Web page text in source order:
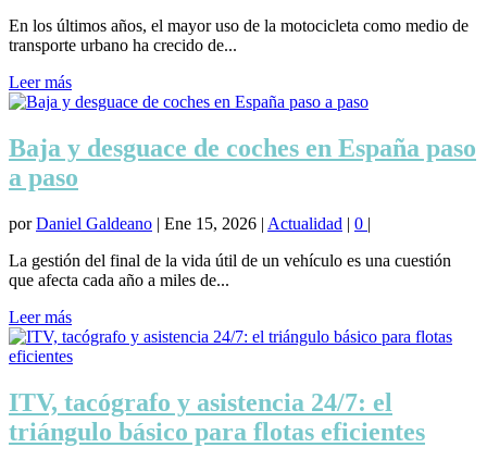
En los últimos años, el mayor uso de la motocicleta como medio de
transporte urbano ha crecido de...
Leer más
Baja y desguace de coches en España paso
a paso
porDaniel Galdeano | Ene 15, 2026 | Actualidad | 0 |
La gestión del final de la vida útil de un vehículo es una cuestión
que afecta cada año a miles de...
Leer más
ITV, tacógrafo y asistencia 24/7: el
triángulo básico para flotas eficientes